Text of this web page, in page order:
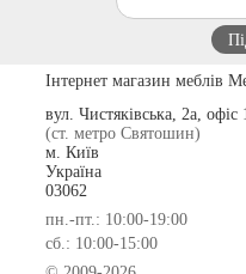
Інтернет магазин меблів
вул. Чистяківська, 2а, офіс
(ст. метро Святошин)
м. Київ
Україна
03062
пн.-пт.: 10:00-19:00
сб.: 10:00-15:00